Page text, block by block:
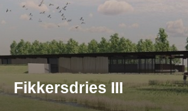
Fikkersdries III